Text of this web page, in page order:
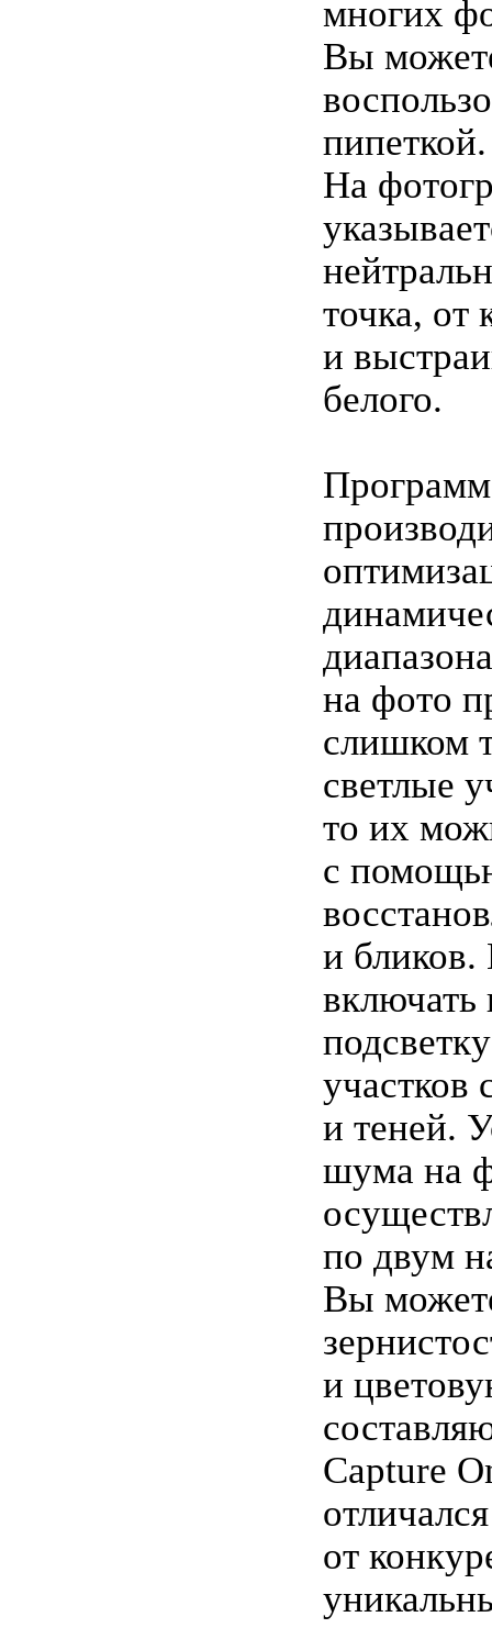
многих
Вы
пипеткой.
На
точка, от
и
белого.
на фото
слишком
светлые
то их
с
и
включать
участков
и теней.
шума на
по двум
Вы
и
Capture
отличался
от